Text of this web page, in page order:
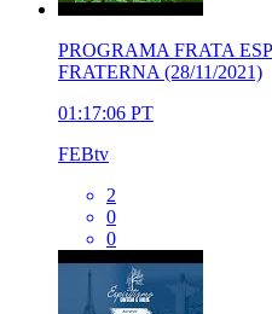
PROGRAMA FRATA
FRATERNA (28/11/2021)
01:17:06 PT
FEBtv
2
0
0